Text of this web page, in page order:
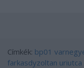
Címkék: bp01
farkasdyzoltan uriutca